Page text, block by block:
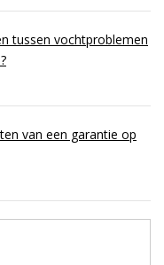
tussen vochtproblemen
van een garantie op